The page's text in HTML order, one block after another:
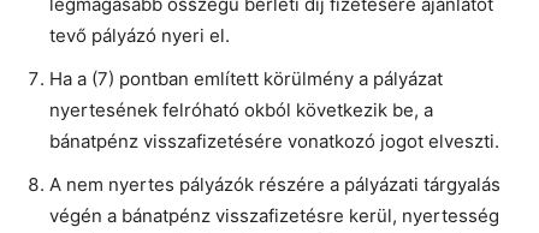
tevő pályázó nyeri el.
Ha a (7) pontban említett körülmény a pályázat
nyertesének felróható okból következik be, a
bánatpénz visszafizetésére vonatkozó jogot elveszti.
A nem nyertes pályázók részére a pályázati tárgyalás
végén a bánatpénz visszafizetésre kerül, nyertesség